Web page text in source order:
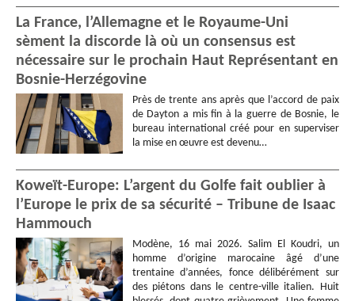
La France, l’Allemagne et le Royaume-Uni
sèment la discorde là où un consensus est
nécessaire sur le prochain Haut Représentant en
Bosnie-Herzégovine
Près de trente ans après que l’accord de paix
de Dayton a mis fin à la guerre de Bosnie, le
bureau international créé pour en superviser
la mise en œuvre est devenu…
Koweït-Europe: L’argent du Golfe fait oublier à
l’Europe le prix de sa sécurité – Tribune de Isaac
Hammouch
Modène, 16 mai 2026. Salim El Koudri, un
homme d’origine marocaine âgé d’une
trentaine d’années, fonce délibérément sur
des piétons dans le centre-ville italien. Huit